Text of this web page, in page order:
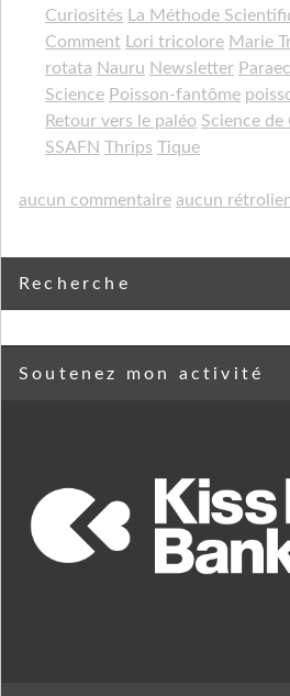
Curiosités La Méthode
Comment Lori tricolore Marie
rotata Nauru Newsletter
Science Poisson-fantôme
Retour vers le paléo Science
SSAFN Thrips Tique
aucun commentaire aucun
Recherche
Soutenez mon activité